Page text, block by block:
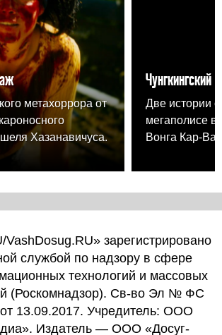
метахоррора от
Хазанавичуса.
Чунгкингский
Две истории
мегаполисе в
Вонга Кар-
зарегистрировано
службой по надзору в сфере
технологий и массовых
(Роскомнадзор). Св-во Эл № ФС
13.09.2017. Учредитель: ООО
Издатель — ООО «Досуг-